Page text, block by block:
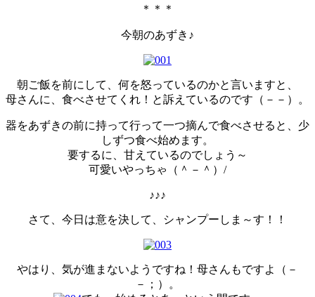
＊＊＊
今朝のあずき♪
朝ご飯を前にして、何を怒っているのかと言いますと、
母さんに、食べさせてくれ！と訴えているのです（－－）。
器をあずきの前に持って行って一つ摘んで食べさせると、少
しずつ食べ始めます。
要するに、甘えているのでしょう～
可愛いやっちゃ（＾－＾）/
♪♪♪
さて、今日は意を決して、シャンプーしま～す！！
やはり、気が進まないようですね！母さんもですよ（－
－；）。